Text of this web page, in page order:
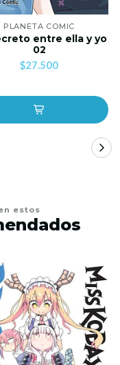
PLANETA COMIC
entre ella y yo
02
$27.500
estos